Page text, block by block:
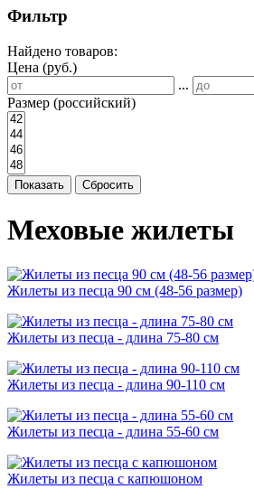
Фильтр
Найдено товаров:
Цена (руб.)
...
Размер (российский)
Показать Сбросить
Меховые жилеты
Жилеты из песца 90 см (48-56 размер)
Жилеты из песца - длина 75-80 см
Жилеты из песца - длина 90-110 см
Жилеты из песца - длина 55-60 см
Жилеты из песца с капюшоном